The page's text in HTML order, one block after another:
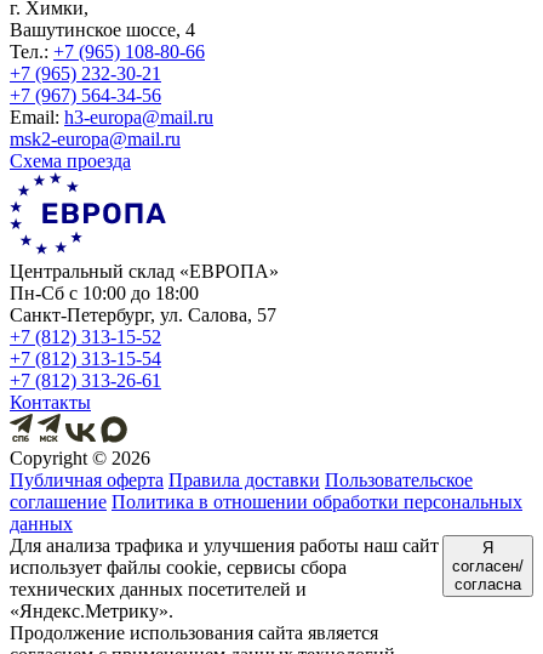
г. Химки,
Вашутинское шоссе, 4
Тел.: +7 (965) 108-80-66
+7 (965) 232-30-21
+7 (967) 564-34-56
Еmail: h3-europa@mail.ru
msk2-europa@mail.ru
Схема проезда
Центральный склад «ЕВРОПА»
Пн-Сб с 10:00 до 18:00
Санкт-Петербург, ул. Салова, 57
+7 (812) 313-15-52
+7 (812) 313-15-54
+7 (812) 313-26-61
Контакты
Copyright © 2026
Публичная оферта Правила доставки Пользовательское
соглашение Политика в отношении обработки персональных
данных
Для анализа трафика и улучшения работы наш сайт
использует файлы cookie, сервисы сбора
технических данных посетителей и
«Яндекс.Метрику».
Продолжение использования сайта является
Я
согласен/
согласна